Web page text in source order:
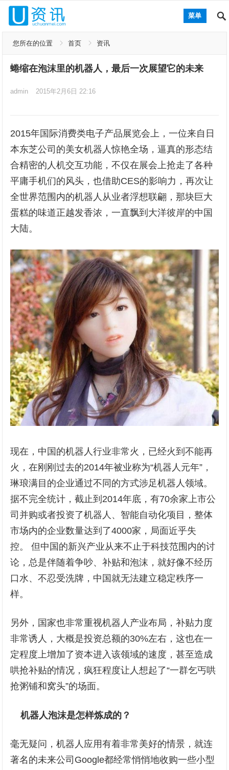
菜单
您所在的位置 首页 资讯
蜷缩在泡沫里的机器人，最后一次展望它的未来
admin 2015年2月6日 22:16
2015年国际消费类电子产品展览会上，一位来自日
本东芝公司的美女机器人惊艳全场，逼真的形态结
合精密的人机交互功能，不仅在展会上抢走了各种
平庸手机们的风头，也借助CES的影响力，再次让
全世界范围内的机器人从业者浮想联翩，那块巨大
蛋糕的味道正越发香浓，一直飘到大洋彼岸的中国
大陆。
现在，中国的机器人行业非常火，已经火到不能再
火，在刚刚过去的2014年被业称为“机器人元年”，
琳琅满目的企业通过不同的方式涉足机器人领域。
据不完全统计，截止到2014年底，有70余家上市公
司并购或者投资了机器人、智能自动化项目，整体
市场内的企业数量达到了4000家，局面近乎失
控。 但中国的新兴产业从来不止于科技范围内的讨
论，总是伴随着争吵、补贴和泡沫，就好像不经历
口水、不忍受洗牌，中国就无法建立稳定秩序一
样。
另外，国家也非常重视机器人产业布局，补贴力度
非常诱人，大概是投资总额的30%左右，这也在一
定程度上增加了资本进入该领域的速度，甚至造成
哄抢补贴的情况，疯狂程度让人想起了“一群乞丐哄
抢粥铺和窝头”的场面。
机器人泡沫是怎样炼成的？
毫无疑问，机器人应用有着非常美好的情景，就连
著名的未来公司Google都经常悄悄地收购一些小型